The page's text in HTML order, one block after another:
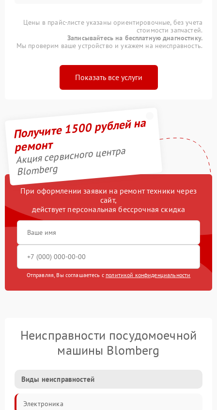
Цены в прайс-листе указаны ориентировочные, без учета
стоимости запчастей.
Записывайтесь на бесплатную диагностику.
Мы проверим ваше устройство и укажем на неисправность.
Показать все услуги
Получите 1500 рублей на
ремонт
Акция сервисного центра
Blomberg
При оформлении заявки на ремонт техники через
сайт,
действует персональная бессрочная скидка
Отправляя, Вы соглашаетесь с политикой конфиденциальности
Неисправности посудомоечной
машины Blomberg
Виды неисправностей
Электроника